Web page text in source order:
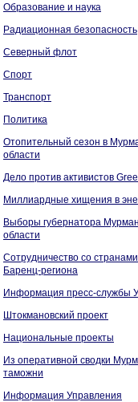
Образование и наука
Радиационная безопасность
Северный флот
Спорт
Транспорт
Политика
Отопительный сезон в
области
Дело против активистов
Миллиардные хищения в
Выборы губернатора
области
Сотрудничество со странами
Баренц-региона
Информация пресс-службы
Штокмановский проект
Национальные проекты
Из оперативной сводки
таможни
Информация Управления